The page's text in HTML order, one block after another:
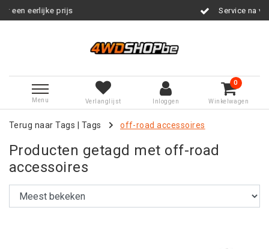
Service na verkoop
Menu Verlanglijst Inloggen
0
Winkelwagen
Terug naar Tags Tags off-road accessoires
Producten getagd met off-road
accessoires